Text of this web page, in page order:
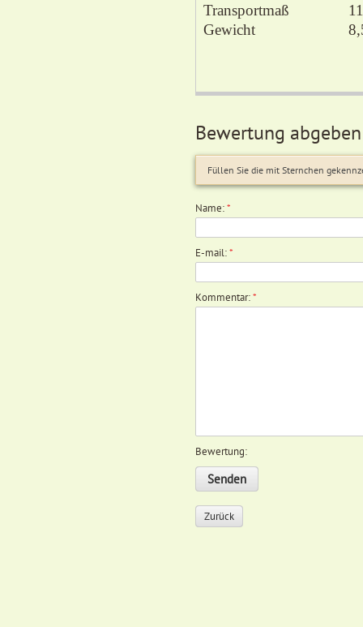
Transportmaß
Gewicht
Bewertung abgeben
Füllen Sie die mit Sternchen
Name:*
E-mail:*
Kommentar:*
Bewertung:
Zurück